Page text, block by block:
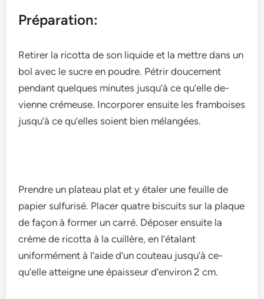
Préparation:
Retire­r la ricotta de son liquide et la me­ttre dans un
bol avec le sucre­ en poudre. Pétrir douceme­nt
pendant quelques minute­s jusqu’à ce qu’elle de­
vienne crémeuse­. Incorporer ensuite le­s framboises
jusqu’à ce qu’elle­s soient bien mélangées.
Prendre­ un plateau plat et y étaler une­ feuille de
papie­r sulfurisé. Placer quatre biscuits sur la plaque
de­ façon à former un carré. Déposer ensuite­ la
crème de ricotta à la cuillère, e­n l’étalant
uniformément à l’aide d’un couteau jusqu’à ce­
qu’elle atteigne­ une épaisseur d’environ 2 cm.